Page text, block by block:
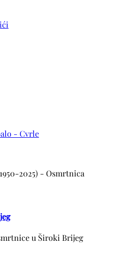
- Cvrle
2025) - Osmrtnica
u Široki Brijeg